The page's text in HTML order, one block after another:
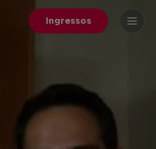
Ingressos